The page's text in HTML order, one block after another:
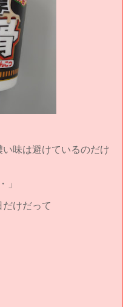
味は避けているのだけ
」
けだって